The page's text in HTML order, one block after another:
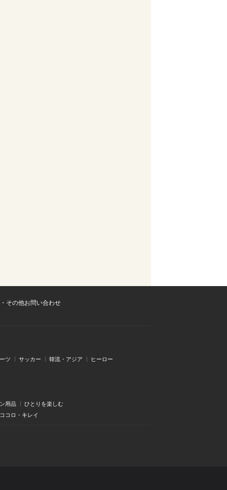
その他お問い合わせ
ツ サッカー 韓流・アジア ヒーロー
用品
ひとりを楽しむ
コロ・キレイ